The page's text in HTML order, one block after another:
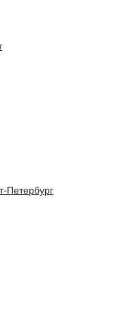
Петербург